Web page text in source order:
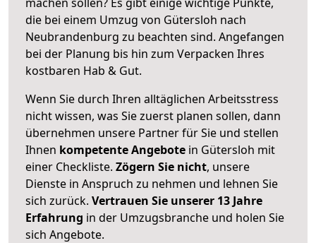
die bei einem Umzug von Gütersloh nach
Neubrandenburg zu beachten sind. Angefangen
bei der Planung bis hin zum Verpacken Ihres
kostbaren Hab & Gut.
Wenn Sie durch Ihren alltäglichen Arbeitsstress
nicht wissen, was Sie zuerst planen sollen, dann
übernehmen unsere Partner für Sie und stellen
Ihnen kompetente Angebote in Gütersloh mit
einer Checkliste. Zögern Sie nicht, unsere
Dienste in Anspruch zu nehmen und lehnen Sie
sich zurück. Vertrauen Sie unserer 13 Jahre
Erfahrung in der Umzugsbranche und holen Sie
sich Angebote.